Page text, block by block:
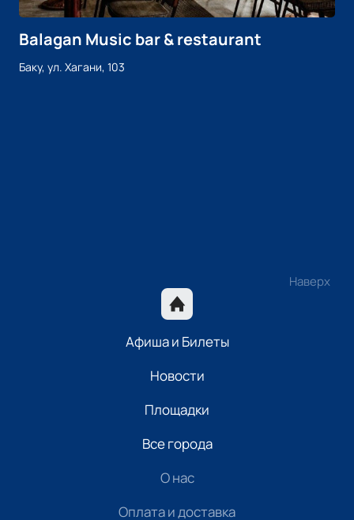
Balagan Music bar & restaurant
Баку, ул. Хагани, 103
Наверх
Афиша и Билеты
Новости
Площадки
Все города
О нас
Оплата и доставка